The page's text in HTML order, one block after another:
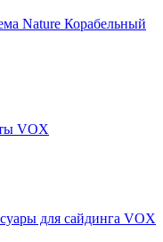
Nature Корабельный
VOX
для сайдинга VOX